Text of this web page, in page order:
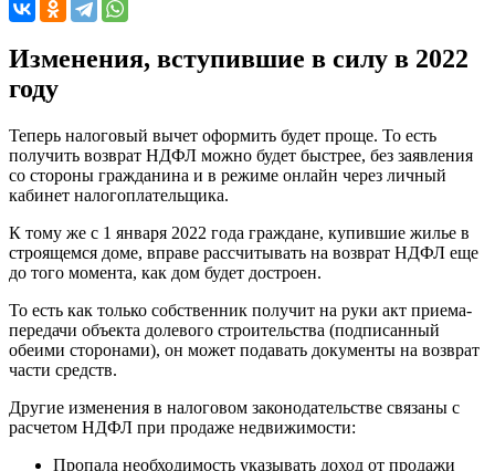
Изменения, вступившие в силу в 2022
году
Теперь налоговый вычет оформить будет проще. То есть
получить возврат НДФЛ можно будет быстрее, без заявления
со стороны гражданина и в режиме онлайн через личный
кабинет налогоплательщика.
К тому же с 1 января 2022 года граждане, купившие жилье в
строящемся доме, вправе рассчитывать на возврат НДФЛ еще
до того момента, как дом будет достроен.
То есть как только собственник получит на руки акт приема-
передачи объекта долевого строительства (подписанный
обеими сторонами), он может подавать документы на возврат
части средств.
Другие изменения в налоговом законодательстве связаны с
расчетом НДФЛ при продаже недвижимости:
Пропала необходимость указывать доход от продажи